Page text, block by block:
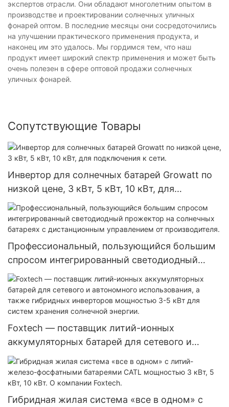
экспертов отрасли. Они обладают многолетним опытом в
производстве и проектировании солнечных уличных
фонарей оптом. В последние месяцы они сосредоточились
на улучшении практического применения продукта, и
наконец им это удалось. Мы гордимся тем, что наш
продукт имеет широкий спектр применения и может быть
очень полезен в сфере оптовой продажи солнечных
уличных фонарей.
Сопутствующие Товары
Инвертор для солнечных батарей Growatt по
низкой цене, 3 кВт, 5 кВт, 10 кВт, для
подключения к сети.
Профессиональный, пользующийся большим
спросом интегрированный светодиодный
прожектор на солнечных батареях с
дистанционным управлением от
производителя.
Foxtech — поставщик литий-ионных
аккумуляторных батарей для сетевого и
автономного использования, а также
гибридных инверторов мощностью 3-5 кВт
для систем хранения солнечной энергии.
Гибридная жилая система «все в одном» с